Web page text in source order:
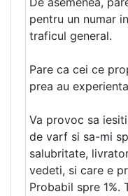
pentru un numar
traficul general.
Pare ca cei ce
prea au
Va provoc sa
de varf si sa-mi
salubritate,
vedeti, si care e
Probabil spre 1%.